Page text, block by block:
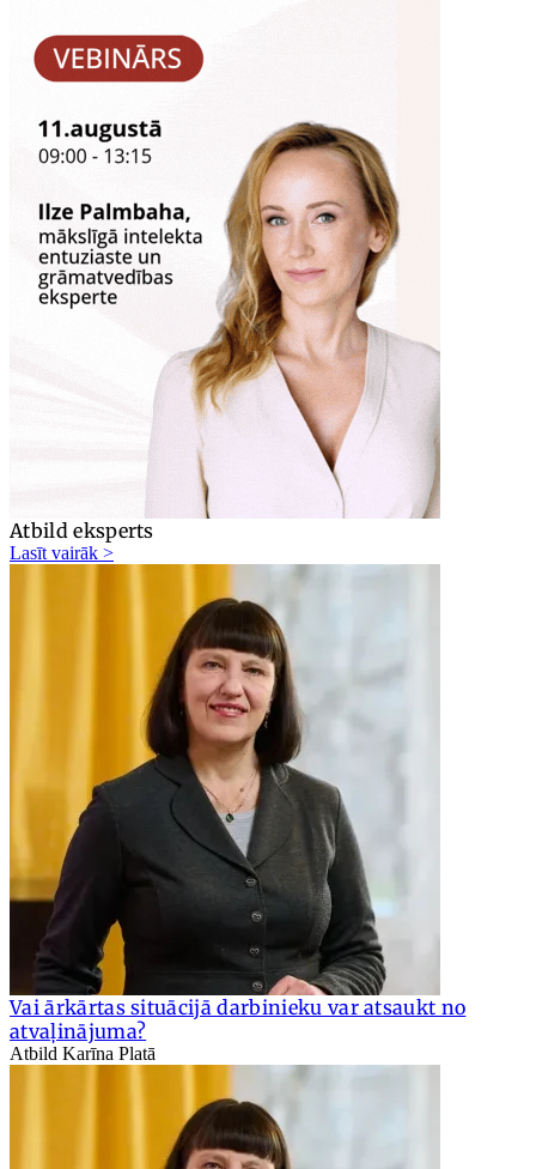
Atbild eksperts
Lasīt vairāk >
Vai ārkārtas situācijā darbinieku var atsaukt no
atvaļinājuma?
Atbild Karīna Platā